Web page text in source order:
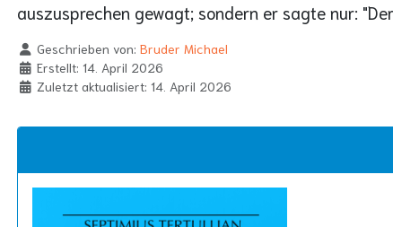
auszusprechen gewagt; sondern er sagte nur:
Geschrieben von: Bruder Michael
Erstellt: 14. April 2026
Zuletzt aktualisiert: 14. April 2026